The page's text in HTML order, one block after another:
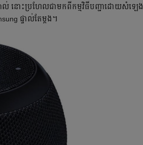
ាល់ នោះប្រហែលជាមកពីកម្មវិធីបញ្ជាដោយសំឡេង
ផ្ទាល់តែម្តង។